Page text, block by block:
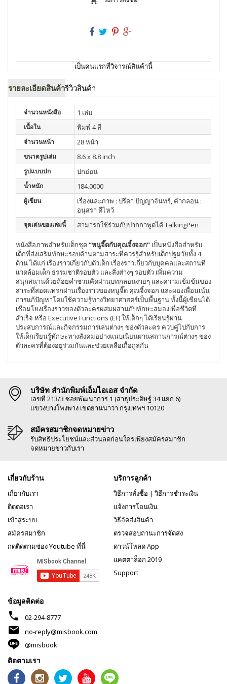
เป็นคนแรกที่วิจารณ์สินค้านี้
รายละเอียดสินค้ารีวิวสินค้า
จำนวนหนังสือ 1 เล่ม
เนื้อใน พิมพ์ 4 สี
จำนวนหน้า 28 หน้า
ขนาดรูปเล่ม 8.6 x 8.8 inch
รูปแบบปก ปกอ่อน
น้ำหนัก 184.0000
ผู้เขียน
เรื่องและภาพ : ปรีดา ปัญญาจันทร์, คำกลอน :
อนุสรา ดีไหว้
จุดเด่นของเล่มนี้ สามารถใช้ร่วมกับปากกาพูดได้ TalkingPen
หนังสือภาพสำหรับเด็กชุด“หนูจี๊ดกับคุณจิ้งจอก” เป็นหนังสือสำหรับ
เด็กที่ส่งเสริมทักษะรอบด้านตามสาระที่ควรรู้สำหรับเด็กปฐมวัยทั้ง 4
ด้าน ได้แก่ เรื่องราวเกี่ยวกับตัวเด็ก เรื่องราวเกี่ยวกับบุคคลและสถานที่
แวดล้อมเด็ก ธรรมชาติรอบตัว และสิ่งต่างๆ รอบตัว เพิ่มความ
สนุกสนานด้วยถ้อยคำชวนคิดผ่านบทกลอนง่ายๆ และความเข้มข้นของ
สาระที่สอดแทรกผ่านเรื่องราวของหนูจี๊ด คุณจิ้งจอก และผองเพื่อนเน้น
การแก้ปัญหาโดยใช้ความรู้ทางวิทยาศาสตร์เป็นพื้นฐาน ทั้งนี้ผู้เขียนได้
เชื่อมโยงเรื่องราวของตัวละครผสมผสานกับทักษะสมองเพื่อชีวิตที่
สำเร็จ หรือ Executive Functions (EF) ให้เด็กๆ ได้เรียนรู้ผ่าน
ประสบการณ์และกิจกรรมการเล่นต่างๆ ของตัวละคร ควบคู่ไปกับการ
ให้เด็กเรียนรู้ทักษะทางสังคมอย่างแนบเนียนผ่านสถานการณ์ต่างๆ ของ
ตัวละครที่ต้องอยู่ร่วมกันและช่วยเหลือเกื้อกูลกัน
บริษัท สำนักพิมพ์เอ็มไอเอส จำกัด
เลขที่ 213/3 ซอยพัฒนาการ 1 (สาธุประดิษฐ์ 34 แยก 6)
แขวงบางโพงพาง เขตยานนาวา กรุงเทพฯ 10120
สมัครสมาชิกจดหมายข่าว
รับสิทธิประโยชน์และส่วนลดก่อนใครเพียงสมัครสมาชิก
จดหมายข่าวกับเรา
เกี่ยวกับร้าน
เกี่ยวกับเรา
ติดต่อเรา
เข้าสู่ระบบ
สมัครสมาชิก
กดติดตามช่อง Youtube ที่นี่
บริการลูกค้า
วิธีการสั่งซื้อ | วิธีการชำระเงิน
แจ้งการโอนเงิน
วิธีจัดส่งสินค้า
ตรวจสอบถานะการจัดส่ง
ดาวน์โหลด App
แคตตาล็อก 2019
Support
ข้อมูลติดต่อ
phone 02-294-8777
mail
no-reply@misbook.com
@misbook
ติดตามเรา